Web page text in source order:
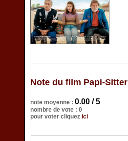
Note du film Papi-Sitter
note moyenne : 0.00 / 5
nombre de vote : 0
pour voter cliquez ici